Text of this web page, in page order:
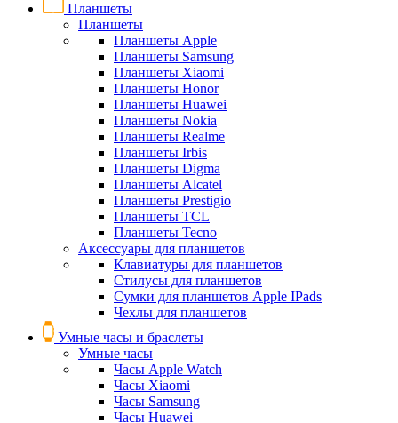
Планшеты
Планшеты
Планшеты Apple
Планшеты Samsung
Планшеты Xiaomi
Планшеты Honor
Планшеты Huawei
Планшеты Nokia
Планшеты Realme
Планшеты Irbis
Планшеты Digma
Планшеты Alcatel
Планшеты Prestigio
Планшеты TCL
Планшеты Tecno
Аксессуары для планшетов
Клавиатуры для планшетов
Стилусы для планшетов
Сумки для планшетов Apple IPads
Чехлы для планшетов
Умные часы и браслеты
Умные часы
Часы Apple Watch
Часы Xiaomi
Часы Samsung
Часы Huawei